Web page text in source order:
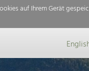
auf Ihrem Gerät